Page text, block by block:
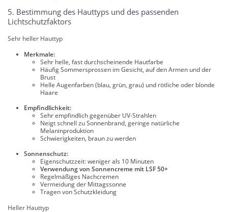
5. Bestimmung des Hauttyps und des passenden
Lichtschutzfaktors
Sehr heller Hauttyp
Merkmale:
Sehr helle, fast durchscheinende Hautfarbe
Häufig Sommersprossen im Gesicht, auf den Armen und der
Brust
Helle Augenfarben (blau, grün, grau) und rötliche oder blonde
Haare
Empfindlichkeit:
Sehr empfindlich gegenüber UV-Strahlen
Neigt schnell zu Sonnenbrand, geringe natürliche
Melaninproduktion
Schwierigkeiten, braun zu werden
Sonnenschutz:
Eigenschutzzeit: weniger als 10 Minuten
Verwendung von Sonnencreme mit LSF 50+
Regelmäßiges Nachcremen
Vermeidung der Mittagssonne
Tragen von Schutzkleidung
Heller Hauttyp